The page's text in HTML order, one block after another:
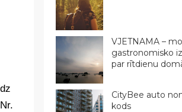
VJETNAMA –
gastronomisko
par rītdienu
CityBee auto
kods